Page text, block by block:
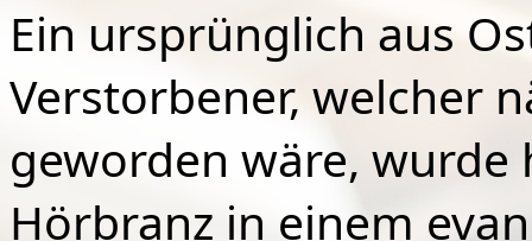
Ein ursprünglich aus
Verstorbener, welcher
geworden wäre, wurde
Hörbranz in einem